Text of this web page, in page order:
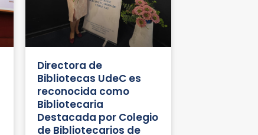
Directora de
Bibliotecas UdeC es
reconocida como
Bibliotecaria
Destacada por Colegio
de Bibliotecarios de